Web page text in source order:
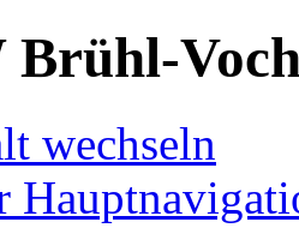
wechseln